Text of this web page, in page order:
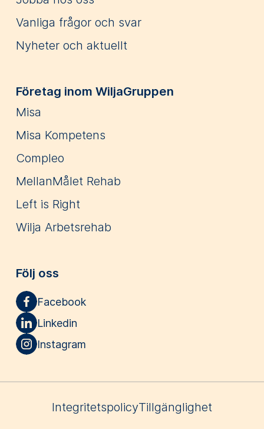
Vanliga frågor och svar
Nyheter och aktuellt
Företag inom WiljaGruppen
Misa
Misa Kompetens
Compleo
MellanMålet Rehab
Left is Right
Wilja Arbetsrehab
Följ oss
Facebook
Linkedin
Instagram
IntegritetspolicyTillgänglighet